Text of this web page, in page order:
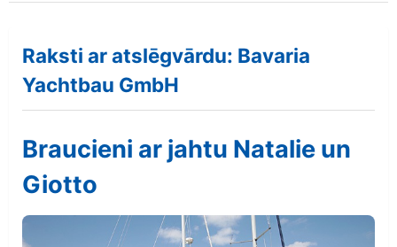
Raksti ar atslēgvārdu: Bavaria
Yachtbau GmbH
Braucieni ar jahtu Natalie un
Giotto